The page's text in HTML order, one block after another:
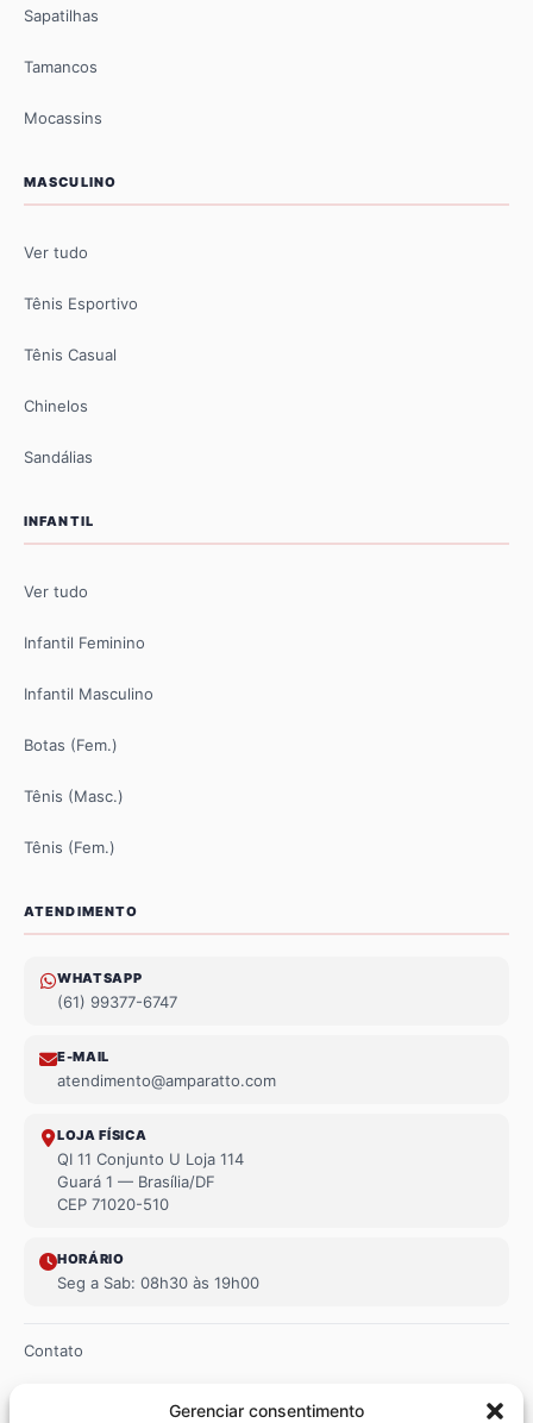
Gerenciar consentimento
Sapatilhas
Tamancos
Mocassins
MASCULINO
Ver tudo
Tênis Esportivo
Tênis Casual
Chinelos
Sandálias
INFANTIL
Ver tudo
Infantil Feminino
Infantil Masculino
Botas (Fem.)
Tênis (Masc.)
Tênis (Fem.)
ATENDIMENTO
WHATSAPP
(61) 99377-6747
E-MAIL
atendimento@amparatto.com
LOJA FÍSICA
QI 11 Conjunto U Loja 114
Guará 1 — Brasília/DF
CEP 71020-510
HORÁRIO
Seg a Sab: 08h30 às 19h00
Contato
Trocas e devoluções